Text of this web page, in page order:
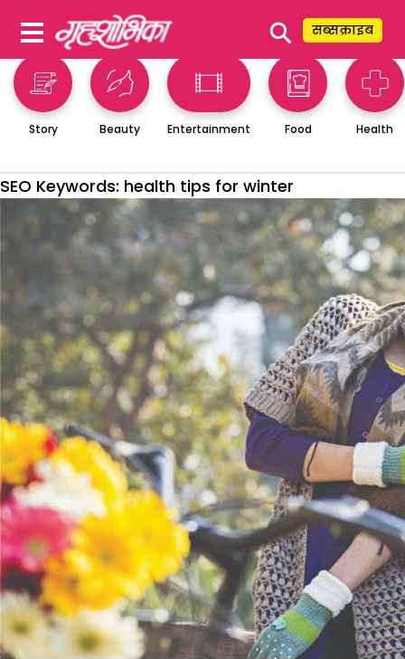
⚲ सब्सक्राइब
Story Beauty Entertainment Food Health
SEO Keywords: health tips for winter